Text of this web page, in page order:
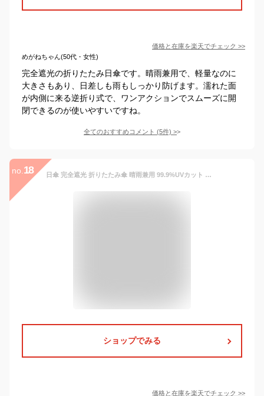
価格と在庫を楽天でチェック >>
めがねちゃん(50代・女性)
完全遮光の折りたたみ日傘です。晴雨兼用で、軽量なのに
大きさもあり、日差しも雨もしっかり防げます。濡れた面
が内側に来る逆折り式で、ワンアクションでスムーズに開
閉できるのが使いやすいですね。
全てのおすすめコメント (5件) >
no. 18 日傘 完全遮光 折りたたみ傘 晴雨兼用 99.9%UVカット 自動開閉 軽量 8本骨 おりたたみ傘 耐風 丈夫 撥水 遮光 遮熱 遮蔽 レディース 紫外線シャット 210T高密度 傘 日焼け止め 女性 梅雨対策 アウト コンパクト おしゃれ プレゼント
ショップでみる
価格と在庫を楽天でチェック >>